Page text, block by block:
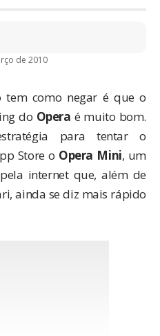
de 2010
tem como negar é que o
do Opera é muito bom.
para tentar o
Store o Opera Mini, um
internet que, além de
ainda se diz mais rápido